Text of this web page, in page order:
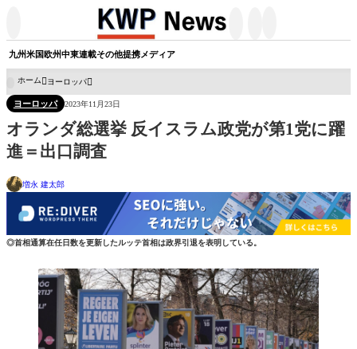
九州米国欧州中東連載その他提携メディア
ホーム ヨーロッパ
ヨーロッパ 2023年11月23日
オランダ総選挙 反イスラム政党が第1党に躍
進＝出口調査
増永 建太郎
◎首相通算在任日数を更新したルッテ首相は政界引退を表明している。